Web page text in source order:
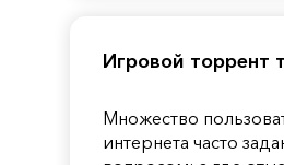
Игровой торрент
Множество
интернета часто